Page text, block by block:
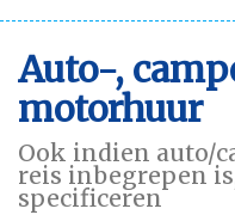
Auto-,
motorhuur
Ook indien auto/
reis inbegrepen
specificeren